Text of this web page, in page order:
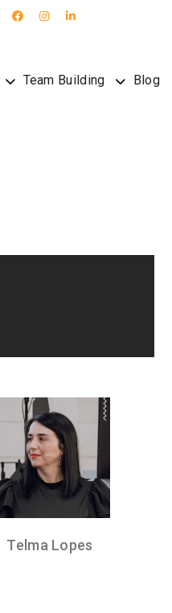
Team Building Blog
Telma Lopes